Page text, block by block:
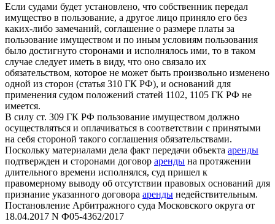
Если судами будет установлено, что собственник передал
имущество в пользование, а другое лицо приняло его без
каких-либо замечаний, соглашение о размере платы за
пользование имуществом и по иным условиям пользования
было достигнуто сторонами и исполнялось ими, то в таком
случае следует иметь в виду, что оно связало их
обязательством, которое не может быть произвольно изменено
одной из сторон (статья 310 ГК РФ), и оснований для
применения судом положений статей 1102, 1105 ГК РФ не
имеется.
В силу ст. 309 ГК РФ пользование имуществом должно
осуществляться и оплачиваться в соответствии с принятыми
на себя стороной такого соглашения обязательствами.
Поскольку материалами дела факт передачи объекта аренды
подтвержден и сторонами договор аренды на протяжении
длительного времени исполнялся, суд пришел к
правомерному выводу об отсутствии правовых оснований для
признание указанного договора аренды недействительным.
Постановление Арбитражного суда Московского округа от
18.04.2017 N Ф05-4362/2017